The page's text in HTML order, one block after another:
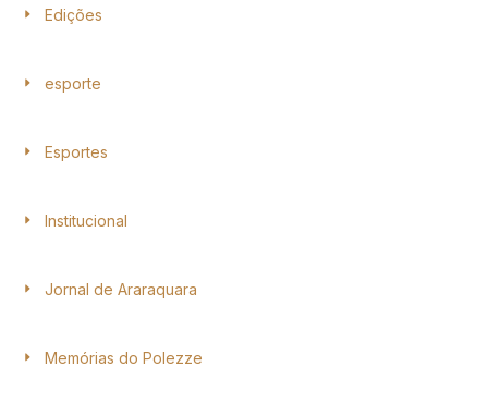
Edições
esporte
Esportes
Institucional
Jornal de Araraquara
Memórias do Polezze